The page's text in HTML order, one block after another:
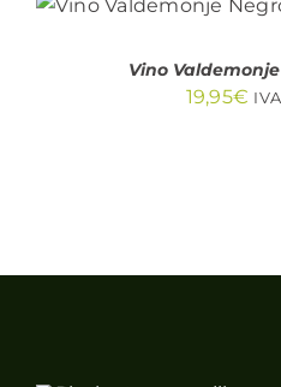
CARRITO
/
Vino
19,95€